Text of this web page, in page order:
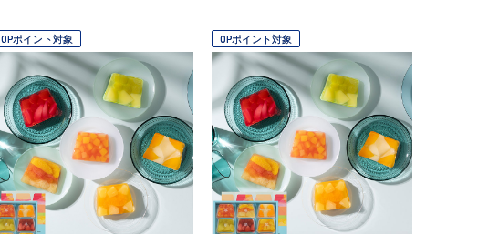
OPポイント対象 OPポイント対象